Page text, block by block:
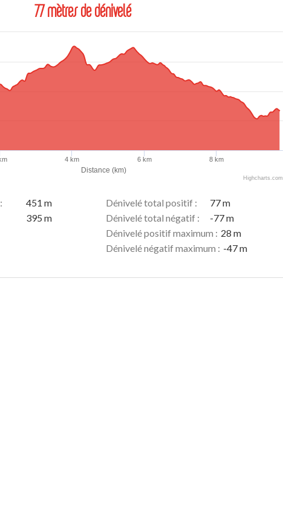
77 mètres de dénivelé
Distance (km)
4 km 6 km 8 km
Highcharts.com
451 m
395 m
Dénivelé total positif :
77 m
Dénivelé total négatif :
-77 m
Dénivelé positif maximum : 28 m
Dénivelé négatif maximum : -47 m